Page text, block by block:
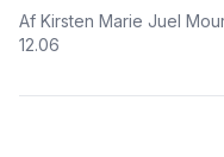
borgerforslag?
Af Kirsten Marie Juel
12.06